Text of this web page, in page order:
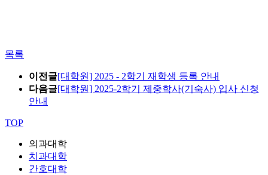
목록
이전글[대학원] 2025 - 2학기 재학생 등록 안내
다음글[대학원] 2025-2학기 제중학사(기숙사) 입사 신청
안내
TOP
의과대학
치과대학
간호대학